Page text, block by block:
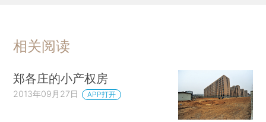
相关阅读
郑各庄的小产权房
2013年09月27日 APP打开